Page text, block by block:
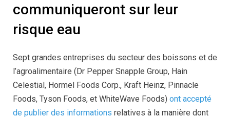
communiqueront sur leur
risque eau
Sept grandes entreprises du secteur des boissons et de
l’agroalimentaire (Dr Pepper Snapple Group, Hain
Celestial, Hormel Foods Corp., Kraft Heinz, Pinnacle
Foods, Tyson Foods, et WhiteWave Foods) ont accepté
de publier des informations relatives à la manière dont